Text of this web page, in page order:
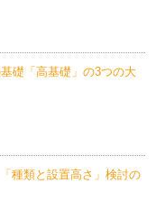
礎「高基礎」の3つの大
種類と設置高さ」検討の